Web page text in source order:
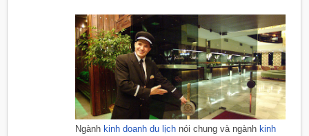
Ngành kinh doanh du lịch nói chung và ngành kinh